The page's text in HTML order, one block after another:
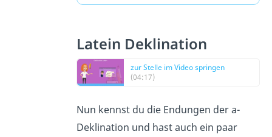
Latein Deklination
zur Stelle im Video springen
(04:17)
Nun kennst du die Endungen der a-
Deklination und hast auch ein paar